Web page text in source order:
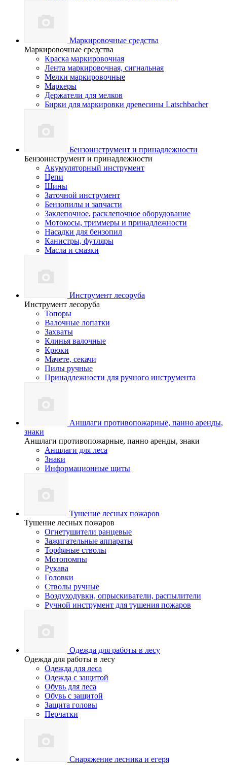
Маркировочные средства
Маркировочные средства
Краска маркировочная
Лента маркировочная, сигнальная
Мелки маркировочные
Маркеры
Держатели для мелков
Бирки для маркировки древесины Latschbacher
Бензоинструмент и принадлежности
Бензоинструмент и принадлежности
Акумуляторный инструмент
Цепи
Шины
Заточной инструмент
Бензопилы и запчасти
Заклепочное, расклепочное оборудование
Мотокосы, триммеры и принадлежности
Насадки для бензопил
Канистры, футляры
Масла и смазки
Инструмент лесоруба
Инструмент лесоруба
Топоры
Валочные лопатки
Захваты
Клинья валочные
Крюки
Мачете, секачи
Пилы ручные
Принадлежности для ручного инструмента
Аншлаги противопожарные, панно аренды,
знаки
Аншлаги противопожарные, панно аренды, знаки
Аншлаги для леса
Знаки
Информационные щиты
Тушение лесных пожаров
Тушение лесных пожаров
Огнетушители ранцевые
Зажигательные аппараты
Торфяные стволы
Мотопомпы
Рукава
Головки
Стволы ручные
Воздуходувки, опрыскиватели, распылители
Ручной инструмент для тушения пожаров
Одежда для работы в лесу
Одежда для работы в лесу
Одежда для леса
Одежда с защитой
Обувь для леса
Обувь с защитой
Защита головы
Перчатки
Снаряжение лесника и егеря